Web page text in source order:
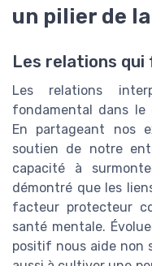
un pilier de
Les relations
Les relations
fondamental dans le
En partageant nos
soutien de notre
capacité à
démontré que les
facteur protecteur
santé mentale.
positif nous aide non